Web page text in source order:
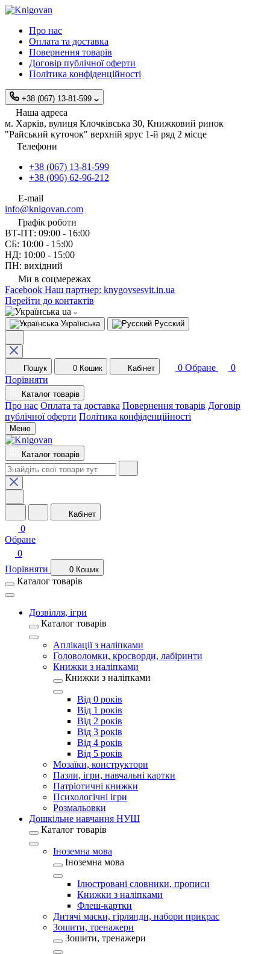
Про нас
Оплата та доставка
Повернення товарів
Договір публічної оферти
Політика конфіденційності
+38 (067) 13-81-599
Наша адреса
м. Харків, вулиця Клочківська 30, Книжковий ринок
"Райський куточок" верхній ярус 1-й ряд 2 місце
Телефони
+38 (067) 13-81-599
+38 (096) 62-96-212
E-mail
info@knigovan.com
Графік роботи
ВТ-ПТ: 09:00 - 16:00
СБ: 10:00 - 15:00
НД: 10:00 - 15:00
ПН: вихідний
Ми в соцмережах
Facebook Наш партнер: knygovsesvit.in.ua
Перейти до контактів
ua
Українська Русский
Пошук 0 Кошик Кабінет 0 Обране
0
Порівняти
Каталог товарів
Про нас Оплата та доставка Повернення товарів Договір
публічної оферти Політика конфіденційності
Меню
Каталог товарів
Кабінет
0
Обране
0
Порівняти
0 Кошик
Каталог товарів
Дозвілля, ігри
Каталог товарів
Аплікації з наліпками
Головоломки, кросворди, лабіринти
Книжки з наліпками
Книжки з наліпками
Від 0 років
Від 1 років
Від 2 років
Від 3 років
Від 4 років
Від 5 років
Мозаїки, конструктори
Пазли, ігри, навчальні картки
Патріотичні книжки
Психологічні ігри
Розмальовки
Дошкільне навчання НУШ
Каталог товарів
Іноземна мова
Іноземна мова
Ілюстровані словники, прописи
Книжки з наліпками
Флеш-картки
Дитячі маски, гірлянди, набори прикрас
Зошити, тренажери
Зошити, тренажери